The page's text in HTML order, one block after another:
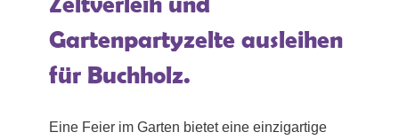
Gartenpartyzelte ausleihen
für Buchholz.
Eine Feier im Garten bietet eine einzigartige